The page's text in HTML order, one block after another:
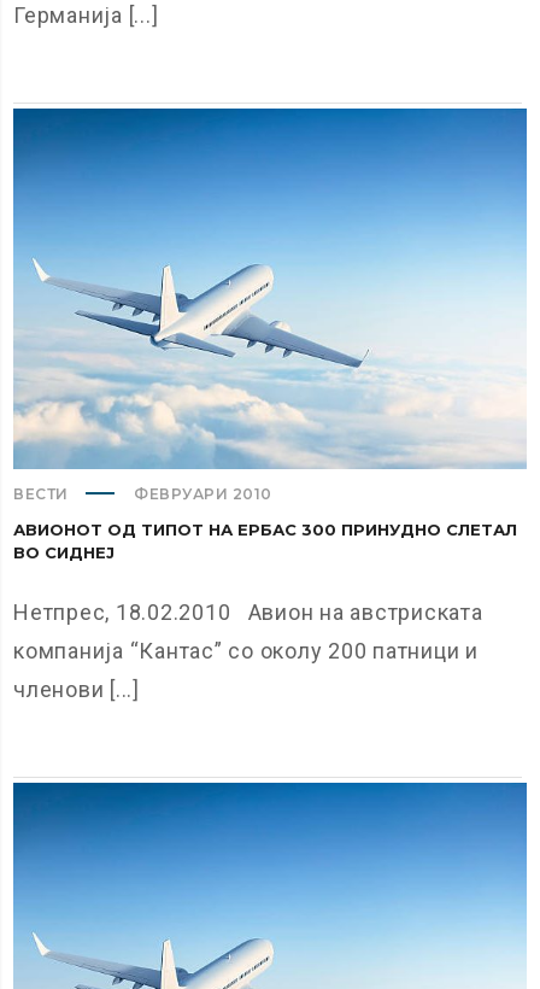
Германија [...]
ВЕСТИ ФЕВРУАРИ 2010
АВИОНОТ ОД ТИПОТ НА ЕРБАС 300 ПРИНУДНО СЛЕТАЛ
ВО СИДНЕЈ
Нетпрес, 18.02.2010 Авион на австриската
компанија “Кантас” со околу 200 патници и
членови [...]